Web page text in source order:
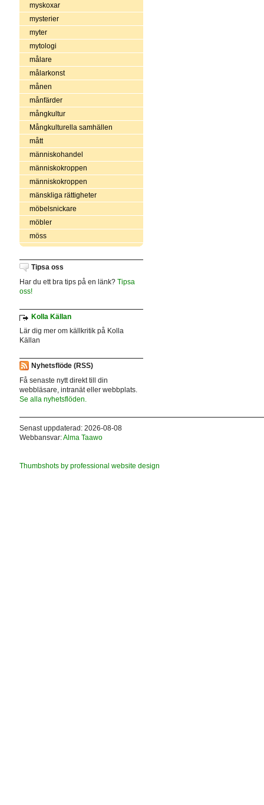
myskoxar
mysterier
myter
mytologi
målare
målarkonst
månen
månfärder
mångkultur
Mångkulturella samhällen
mått
människohandel
människokroppen
människokroppen
mänskliga rättigheter
möbelsnickare
möbler
möss
Tipsa oss
Har du ett bra tips på en länk? Tipsa
oss!
Kolla Källan
Lär dig mer om källkritik på Kolla
Källan
Nyhetsflöde (RSS)
Få senaste nytt direkt till din
webbläsare, intranät eller webbplats.
Se alla nyhetsflöden.
Senast uppdaterad: 2026-08-08
Webbansvar:Alma Taawo
Thumbshots by professional website design